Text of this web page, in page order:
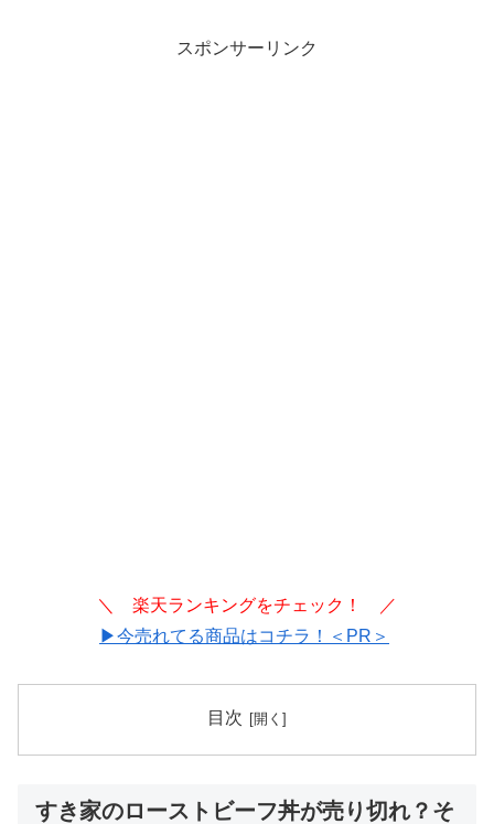
スポンサーリンク
＼ 楽天ランキングをチェック！ ／
▶今売れてる商品はコチラ！＜PR＞
目次
すき家のローストビーフ丼が売り切れ？そ